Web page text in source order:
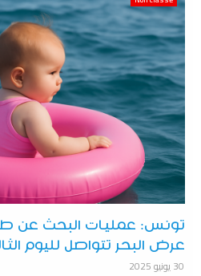
تونس: عمليات البحث عن
عرض البحر تتواصل لليوم
30 يونيو 2025